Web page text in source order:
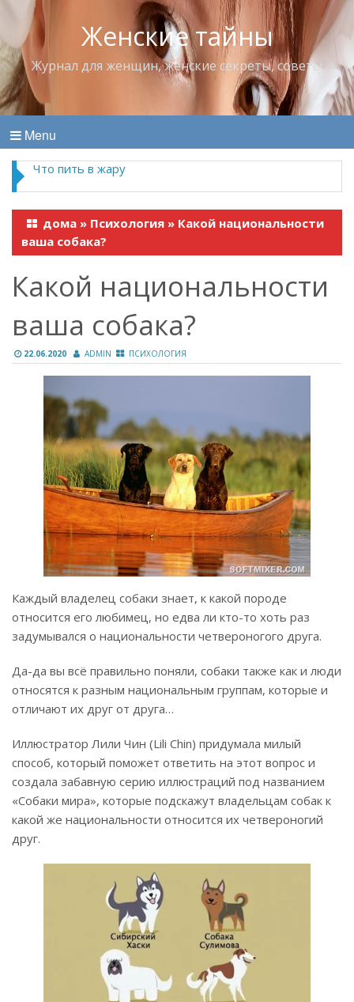
Женские тайны
Журнал для женщин, женские секреты, советы
Menu
Что пить в жару
дома » Психология » Какой национальности
ваша собака?
Какой национальности
ваша собака?
22.06.2020 ADMIN ПСИХОЛОГИЯ
Каждый владелец собаки знает, к какой породе
относится его любимец, но едва ли кто-то хоть раз
задумывался о национальности четвероногого друга.
Да-да вы всё правильно поняли, собаки также как и люди
относятся к разным национальным группам, которые и
отличают их друг от друга…
Иллюстратор Лили Чин (Lili Chin) придумала милый
способ, который поможет ответить на этот вопрос и
создала забавную серию иллюстраций под названием
«Собаки мира», которые подскажут владельцам собак к
какой же национальности относится их четвероногий
друг.